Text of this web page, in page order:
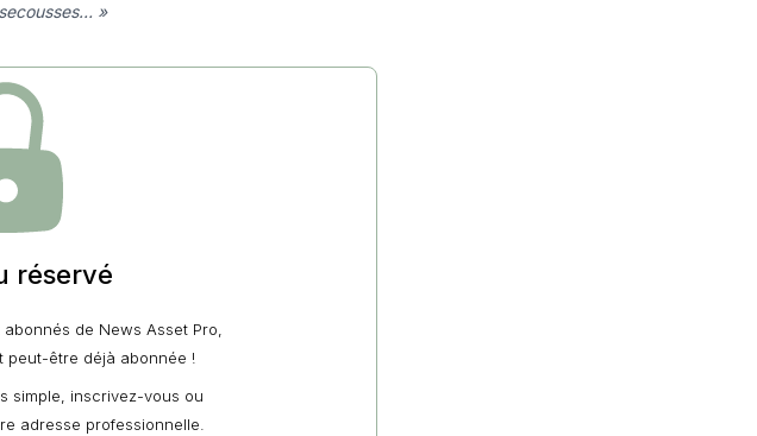
»
réservé
de News Asset Pro,
peut-être déjà abonnée !
simple, inscrivez-vous ou
adresse professionnelle.